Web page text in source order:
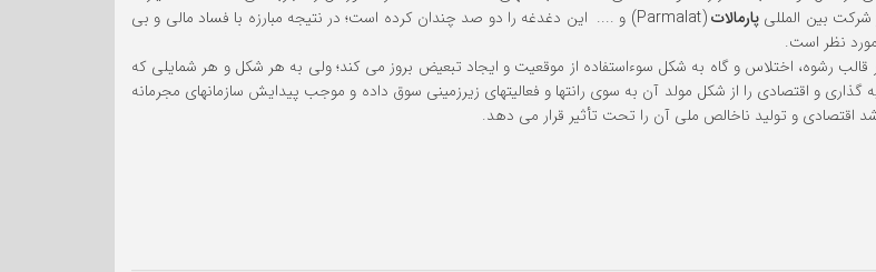
پارمالات
(Parmalat) و .... این دغدغه را دو صد چندان کرده است؛ در نتیجه مبارزه با فساد مالی و بی
نظر است.
رشوه، اختلاس و گاه به شکل سوءاستفاده از موقعیت و ایجاد تبعیض بروز می کند؛ ولی به هر شکل و هر شمایلی که
گذاری و اقتصادی را از شکل مولد آن به سوی رانتها و فعالیتهای زیرزمینی سوق داده و موجب پیدایش سازمانهای مجرمانه
اقتصادی و تولید ناخالص ملی آن را تحت تأثیر قرار می دهد.